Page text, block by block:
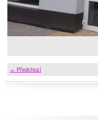
← Předchozí